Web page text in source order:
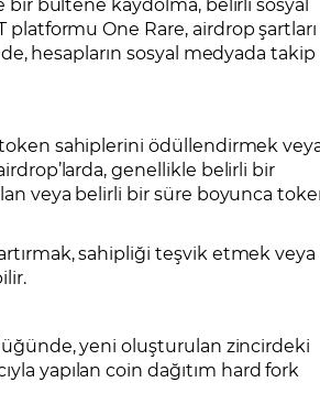
One Rare, airdrop şartları
hesapların sosyal medyada takip
sahiplerini ödüllendirmek
genellikle belirli bir
veya belirli bir süre boyunca
sahipliği teşvik etmek veya
yeni oluşturulan zincirdeki
yapılan coin dağıtım hard fork